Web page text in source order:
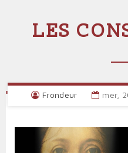
LES
Frondeur mer,